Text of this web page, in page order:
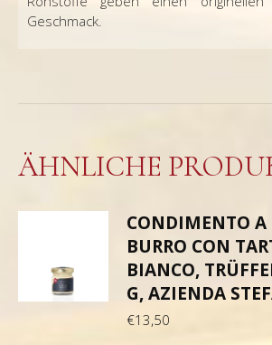
Geschmack.
ÄHNLICHE
CONDIMENTO A
BURRO CON
BIANCO,
G, AZIENDA
€13,50